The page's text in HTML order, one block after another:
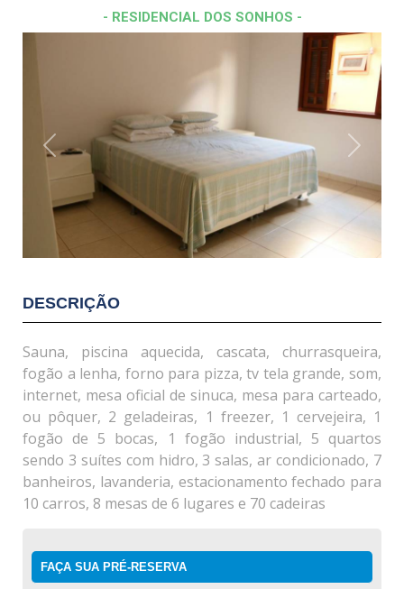
- RESIDENCIAL DOS SONHOS -
Previous Next
DESCRIÇÃO
Sauna, piscina aquecida, cascata, churrasqueira,
fogão a lenha, forno para pizza, tv tela grande, som,
internet, mesa oficial de sinuca, mesa para carteado,
ou pôquer, 2 geladeiras, 1 freezer, 1 cervejeira, 1
fogão de 5 bocas, 1 fogão industrial, 5 quartos
sendo 3 suítes com hidro, 3 salas, ar condicionado, 7
banheiros, lavanderia, estacionamento fechado para
10 carros, 8 mesas de 6 lugares e 70 cadeiras
FAÇA SUA PRÉ-RESERVA